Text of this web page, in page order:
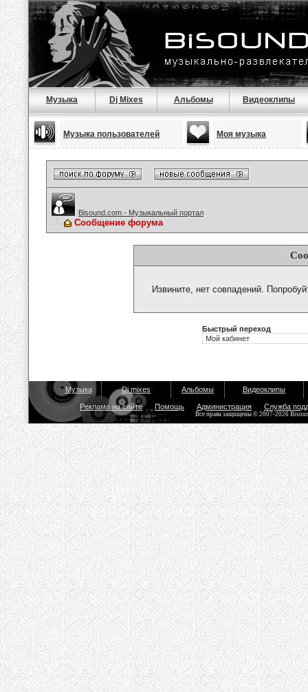
Музыка Dj Mixes Альбомы Видеоклипы
Музыка пользователей Моя музыка
Bisound.com - Музыкальный портал
Сообщение форума
Извините, нет совпадений.
Быстрый переход
Музыка Dj mixes Альбомы Видеоклипы
Реклама на сайте Помощь Администрация Служба
Все права защищены © 2007-2026